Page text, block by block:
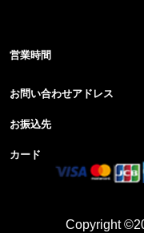
営業時間
お問い合わせアドレス
お振込先
カード
Copyright